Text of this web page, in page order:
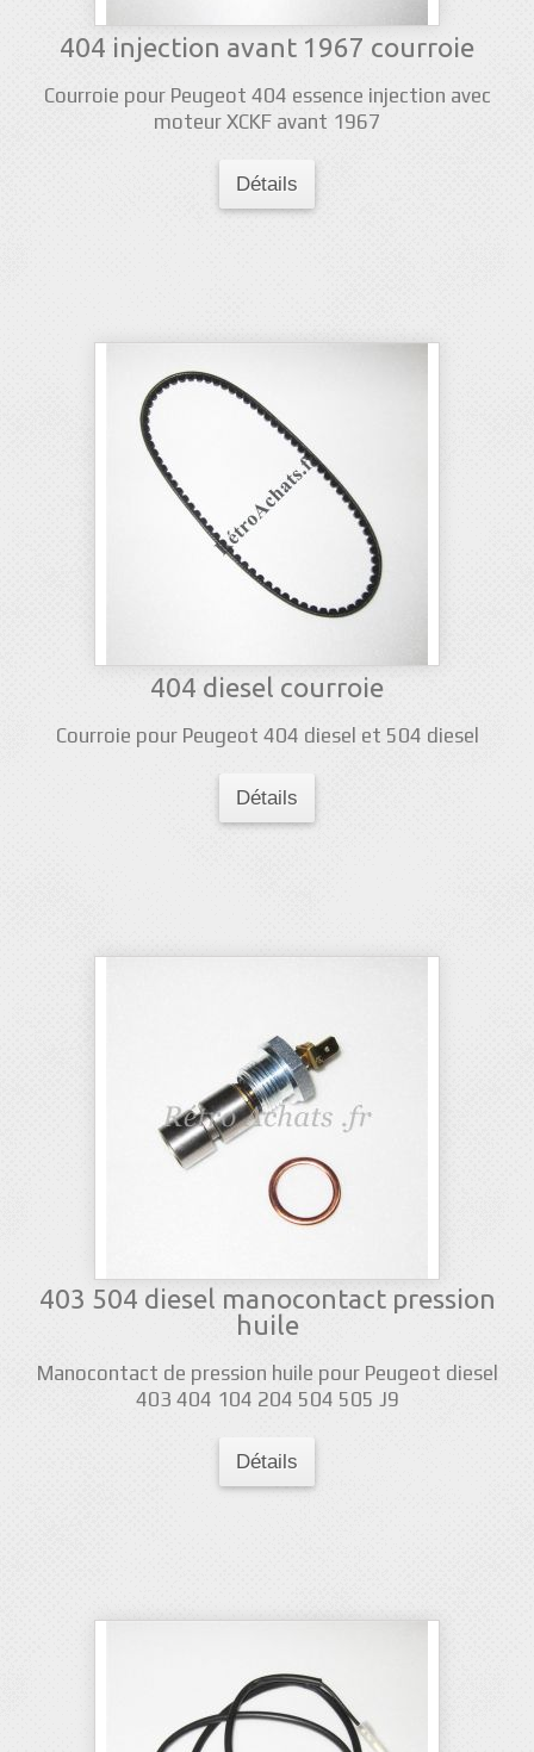
404 injection avant 1967 courroie
Courroie pour Peugeot 404 essence injection avec
moteur XCKF avant 1967
Détails
404 diesel courroie
Courroie pour Peugeot 404 diesel et 504 diesel
Détails
403 504 diesel manocontact pression
huile
Manocontact de pression huile pour Peugeot diesel
403 404 104 204 504 505 J9
Détails